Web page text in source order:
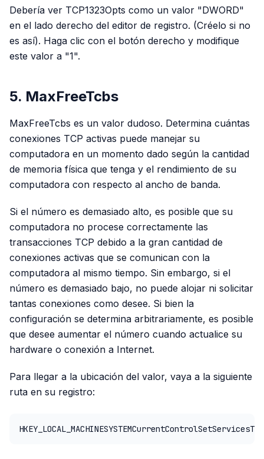
Debería ver TCP1323Opts como un valor "DWORD"
en el lado derecho del editor de registro. (Créelo si no
es así). Haga clic con el botón derecho y modifique
este valor a "1".
5. MaxFreeTcbs
MaxFreeTcbs es un valor dudoso. Determina cuántas
conexiones TCP activas puede manejar su
computadora en un momento dado según la cantidad
de memoria física que tenga y el rendimiento de su
computadora con respecto al ancho de banda.
Si el número es demasiado alto, es posible que su
computadora no procese correctamente las
transacciones TCP debido a la gran cantidad de
conexiones activas que se comunican con la
computadora al mismo tiempo. Sin embargo, si el
número es demasiado bajo, no puede alojar ni solicitar
tantas conexiones como desee. Si bien la
configuración se determina arbitrariamente, es posible
que desee aumentar el número cuando actualice su
hardware o conexión a Internet.
Para llegar a la ubicación del valor, vaya a la siguiente
ruta en su registro: